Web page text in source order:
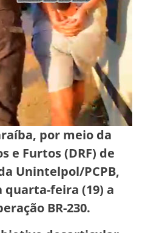
por meio da
e Furtos (DRF) de
Unintelpol/PCPB,
quarta-feira (19) a
BR-230.